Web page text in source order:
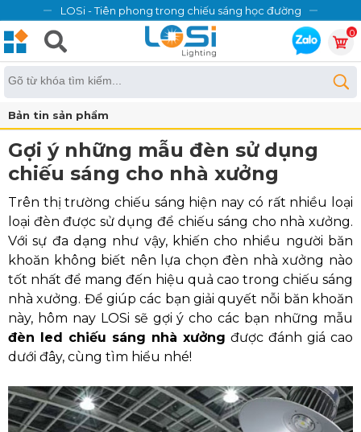
LOSi - Tiên phong trong chiếu sáng học đường
0
Bản tin sản phẩm
Gợi ý những mẫu đèn sử dụng
chiếu sáng cho nhà xưởng
Trên thị trường chiếu sáng hiện nay có rất nhiều loại
loại đèn được sử dụng để chiếu sáng cho nhà xưởng.
Với sự đa dạng như vậy, khiến cho nhiều người băn
khoăn không biết nên lựa chọn đèn nhà xưởng nào
tốt nhất để mang đến hiệu quả cao trong chiếu sáng
nhà xưởng. Để giúp các bạn giải quyết nỗi băn khoăn
này, hôm nay LOSi sẽ gợi ý cho các bạn những mẫu
đèn led chiếu sáng nhà xưởng được đánh giá cao
dưới đây, cùng tìm hiểu nhé!